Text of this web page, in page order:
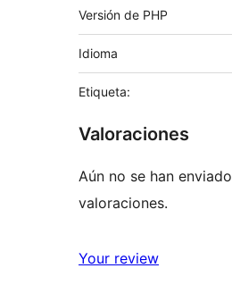
Versión de PHP
Idioma
Etiqueta:
Valoraciones
Aún no se han enviado
valoraciones.
Your review